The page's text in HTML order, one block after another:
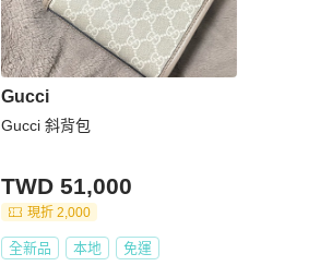
Gucci
Gucci 斜背包
TWD 51,000
現折 2,000
全新品 本地 免運